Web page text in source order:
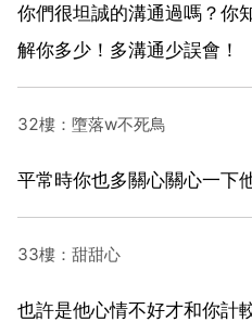
你們很坦誠的溝通過嗎？你
解你多少！多溝通少誤會！
32樓：墮落w不死鳥
平常時你也多關心關心一下
33樓：甜甜心
也許是他心情不好才和你計